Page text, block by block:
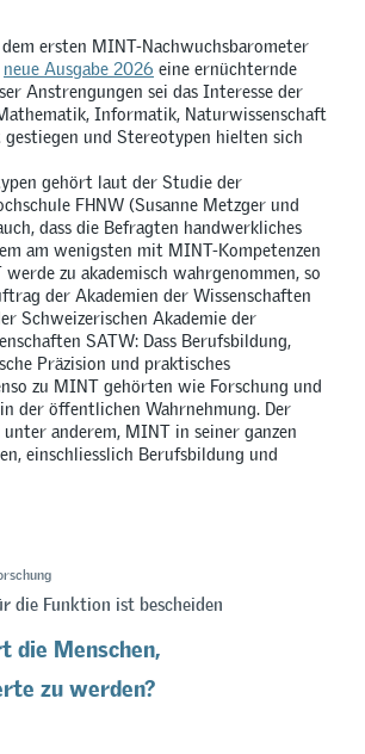
ersten MINT-Nachwuchsbarometer
neue Ausgabe 2026 eine ernüchternde
Anstrengungen sei das Interesse der
Informatik, Naturwissenschaft
und Stereotypen hielten sich
gehört laut der Studie der
FHNW (Susanne Metzger und
dass die Befragten handwerkliches
am wenigsten mit MINT-Kompetenzen
zu akademisch wahrgenommen, so
der Akademien der Wissenschaften
Schweizerischen Akademie der
SATW: Dass Berufsbildung,
Präzision und praktisches
zu MINT gehörten wie Forschung und
der öffentlichen Wahrnehmung. Der
anderem, MINT in seiner ganzen
einschliesslich Berufsbildung und
die Funktion ist bescheiden
Menschen,
zu werden?